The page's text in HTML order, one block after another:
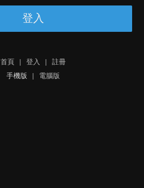
登入
首頁 | 登入 |
註冊
手機版
| 電腦版